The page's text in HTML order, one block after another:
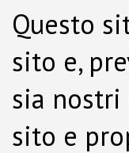
Questo
sito e,
sia nostri
sito e